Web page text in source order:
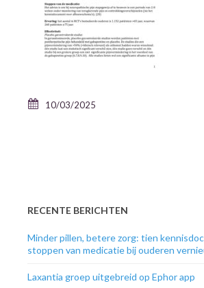
10/03/2025
RECENTE BERICHTEN
Minder pillen, betere zorg: tien
stoppen van medicatie bij ouderen
Laxantia groep uitgebreid op Ephor app